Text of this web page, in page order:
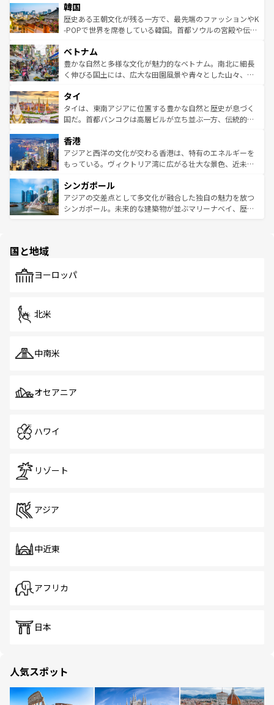
ワイを、存分に味わってほしい。 なお、新着のハワイ情報
はコンテンツ一覧を参照してほしい。
いる。アクティビティも充実しており、サーフィンやダイ
ビング、ハイキングなど、アウトドア好きにはたまらな
い。オーストラリアの多彩な魅力を存分に味わいつくそ
参照してほしい。
ン）、静ひつな山岳地帯である台湾東部など、都市の喧騒
と山間の静けさが共存しており、訪れる人に新しい発見と
驚きをもたらしてくれる。また、奥深い台湾の食文化も魅
容にもいいと評判のスイーツなど、バラエティ豊かな料理
が味わえる。 なお、新着の台湾情報は コンテンツ一覧を参
照してほしい。
韓国
歴史ある王朝文化が残る一方で、最先端のファッションやK
-POPで世界を席巻している韓国。首都ソウルの宮殿や伝統
き、地方に足を延ばせば四季折々の自然美を楽しむことが
できる。そして、キムチや焼肉、絶品のストリートフード
まで、さまざまな韓国料理が待っている。夜には、韓国な
リティに包まれながら、韓国の多彩な魅力を心ゆくまで味
わってみてほしい。 なお、新着の韓国情報はコンテンツ一
覧を参照してほしい。
ベトナム
豊かな自然と多様な文化が魅力的なベトナム。南北に細長
く伸びる国土には、広大な田園風景や青々とした山々、世
急速な発展と共に伝統が息づく。ハノイの古い町並みやホ
ーチミン市のフランス統治時代の建物も、独特の雰囲気を
醸し出している。また、バラエティの豊かさとおいしさで
とつ。フォーやバインミー、ベトナムコーヒーなどは、ぜ
ひ現地で味わいたい。どの地域を訪れてもあたたかい人々
が旅行者を迎えてくれるので、きっと忘れられない旅にな
参照してほしい。
タイ
タイは、東南アジアに位置する豊かな自然と歴史が息づく
国だ。首都バンコクは高層ビルが立ち並ぶ一方、伝統的な
の活気が交差している。北部ではチェンマイなどの山岳地
帯で自然と触れ合い、南部ではプーケットやクラビの美し
いビーチでリゾート気分を楽しむことができる。タイ料理
激する。気候は一年中温暖で、どの季節にも異なる楽しみ
が待っている。親しみやすいタイの人々、仏教を中心とし
た文化、そして多様な観光資源が、訪れる旅人を魅了し続
香港
アジアと西洋の文化が交わる香港は、特有のエネルギーを
もっている。ヴィクトリア湾に広がる壮大な景色、近未来
み、どこを訪れても感動するはず。観光スポットが密集し
ており、効率よく見どころを回れるのも魅力。息をのむよ
うな絶景から文化的な体験まで、香港を存分に楽しみ尽く
シンガポール
アジアの交差点として多文化が融合した独自の魅力を放つ
シンガポール。未来的な建築物が並ぶマリーナベイ、歴史
で、ホーカーズは地元の風情を楽しめる外せないスポット
国と地域
ヨーロッパ
北米
中南米
オセアニア
ハワイ
リゾート
アジア
中近東
アフリカ
日本
人気スポット